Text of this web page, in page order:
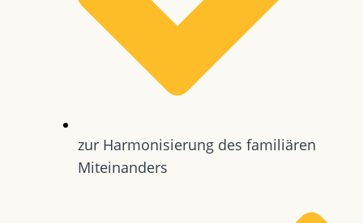
zur Harmonisierung des familiären
Miteinanders